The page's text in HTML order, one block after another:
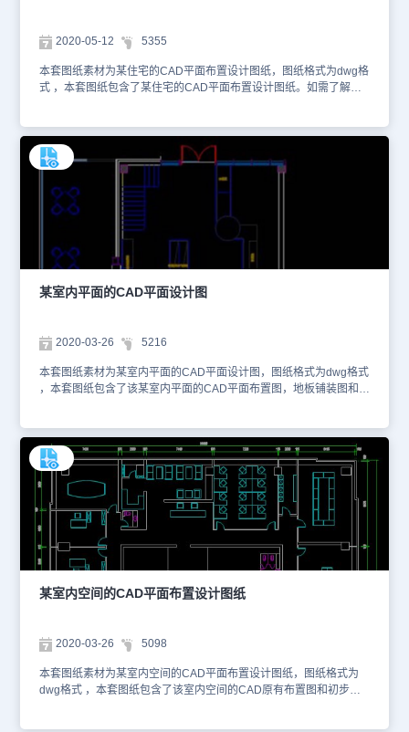
2020-05-12 5355
本套图纸素材为某住宅的CAD平面布置设计图纸，图纸格式为dwg格
式 ，本套图纸包含了某住宅的CAD平面布置设计图纸。如需了解更
考使用，请勿用于商业用途。
某室内平面的CAD平面设计图
2020-03-26 5216
本套图纸素材为某室内平面的CAD平面设计图，图纸格式为dwg格式
，本套图纸包含了该某室内平面的CAD平面布置图，地板铺装图和天
下。本图纸仅作为学习资料参考使用，请勿用于商业用途。
某室内空间的CAD平面布置设计图纸
2020-03-26 5098
本套图纸素材为某室内空间的CAD平面布置设计图纸，图纸格式为
dwg格式 ，本套图纸包含了该室内空间的CAD原有布置图和初步设